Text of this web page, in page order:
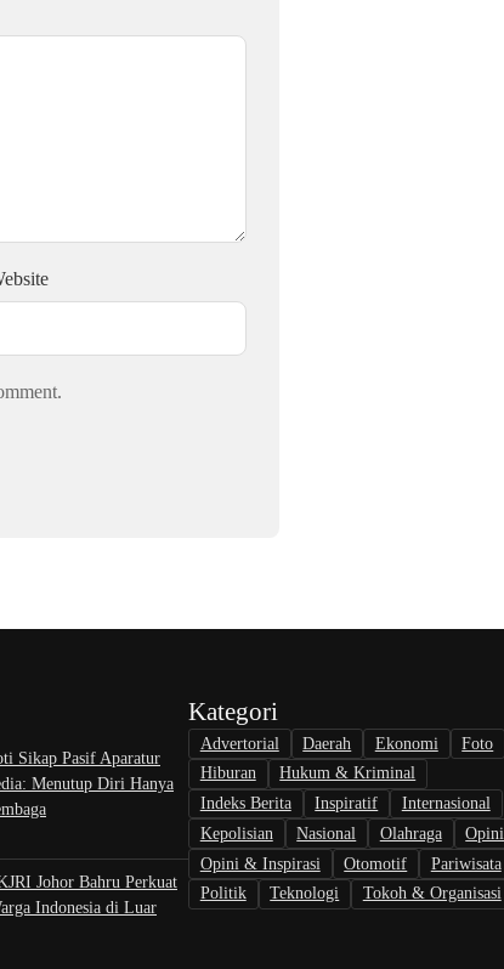
Sikap Pasif Aparatur
Menutup Diri Hanya
Johor Bahru Perkuat
Indonesia di Luar
Kategori
Advertorial Daerah Ekonomi
Foto
Hiburan
Hukum & Kriminal
Indeks Berita
Inspiratif
Internasional
Kepolisian
Nasional Olahraga
Opini
Opini & Inspirasi
Otomotif
Pariwisata
Politik
Teknologi Tokoh & Organisasi